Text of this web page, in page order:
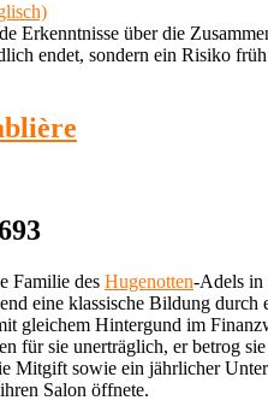
Erkenntnisse über die
endet, sondern ein Risiko
Familie des Hugenotten-Adels in
eine klassische Bildung
gleichem Hintergund im
für sie unerträglich, er betrog
Mitgift sowie ein jährlicher
Salon öffnete.